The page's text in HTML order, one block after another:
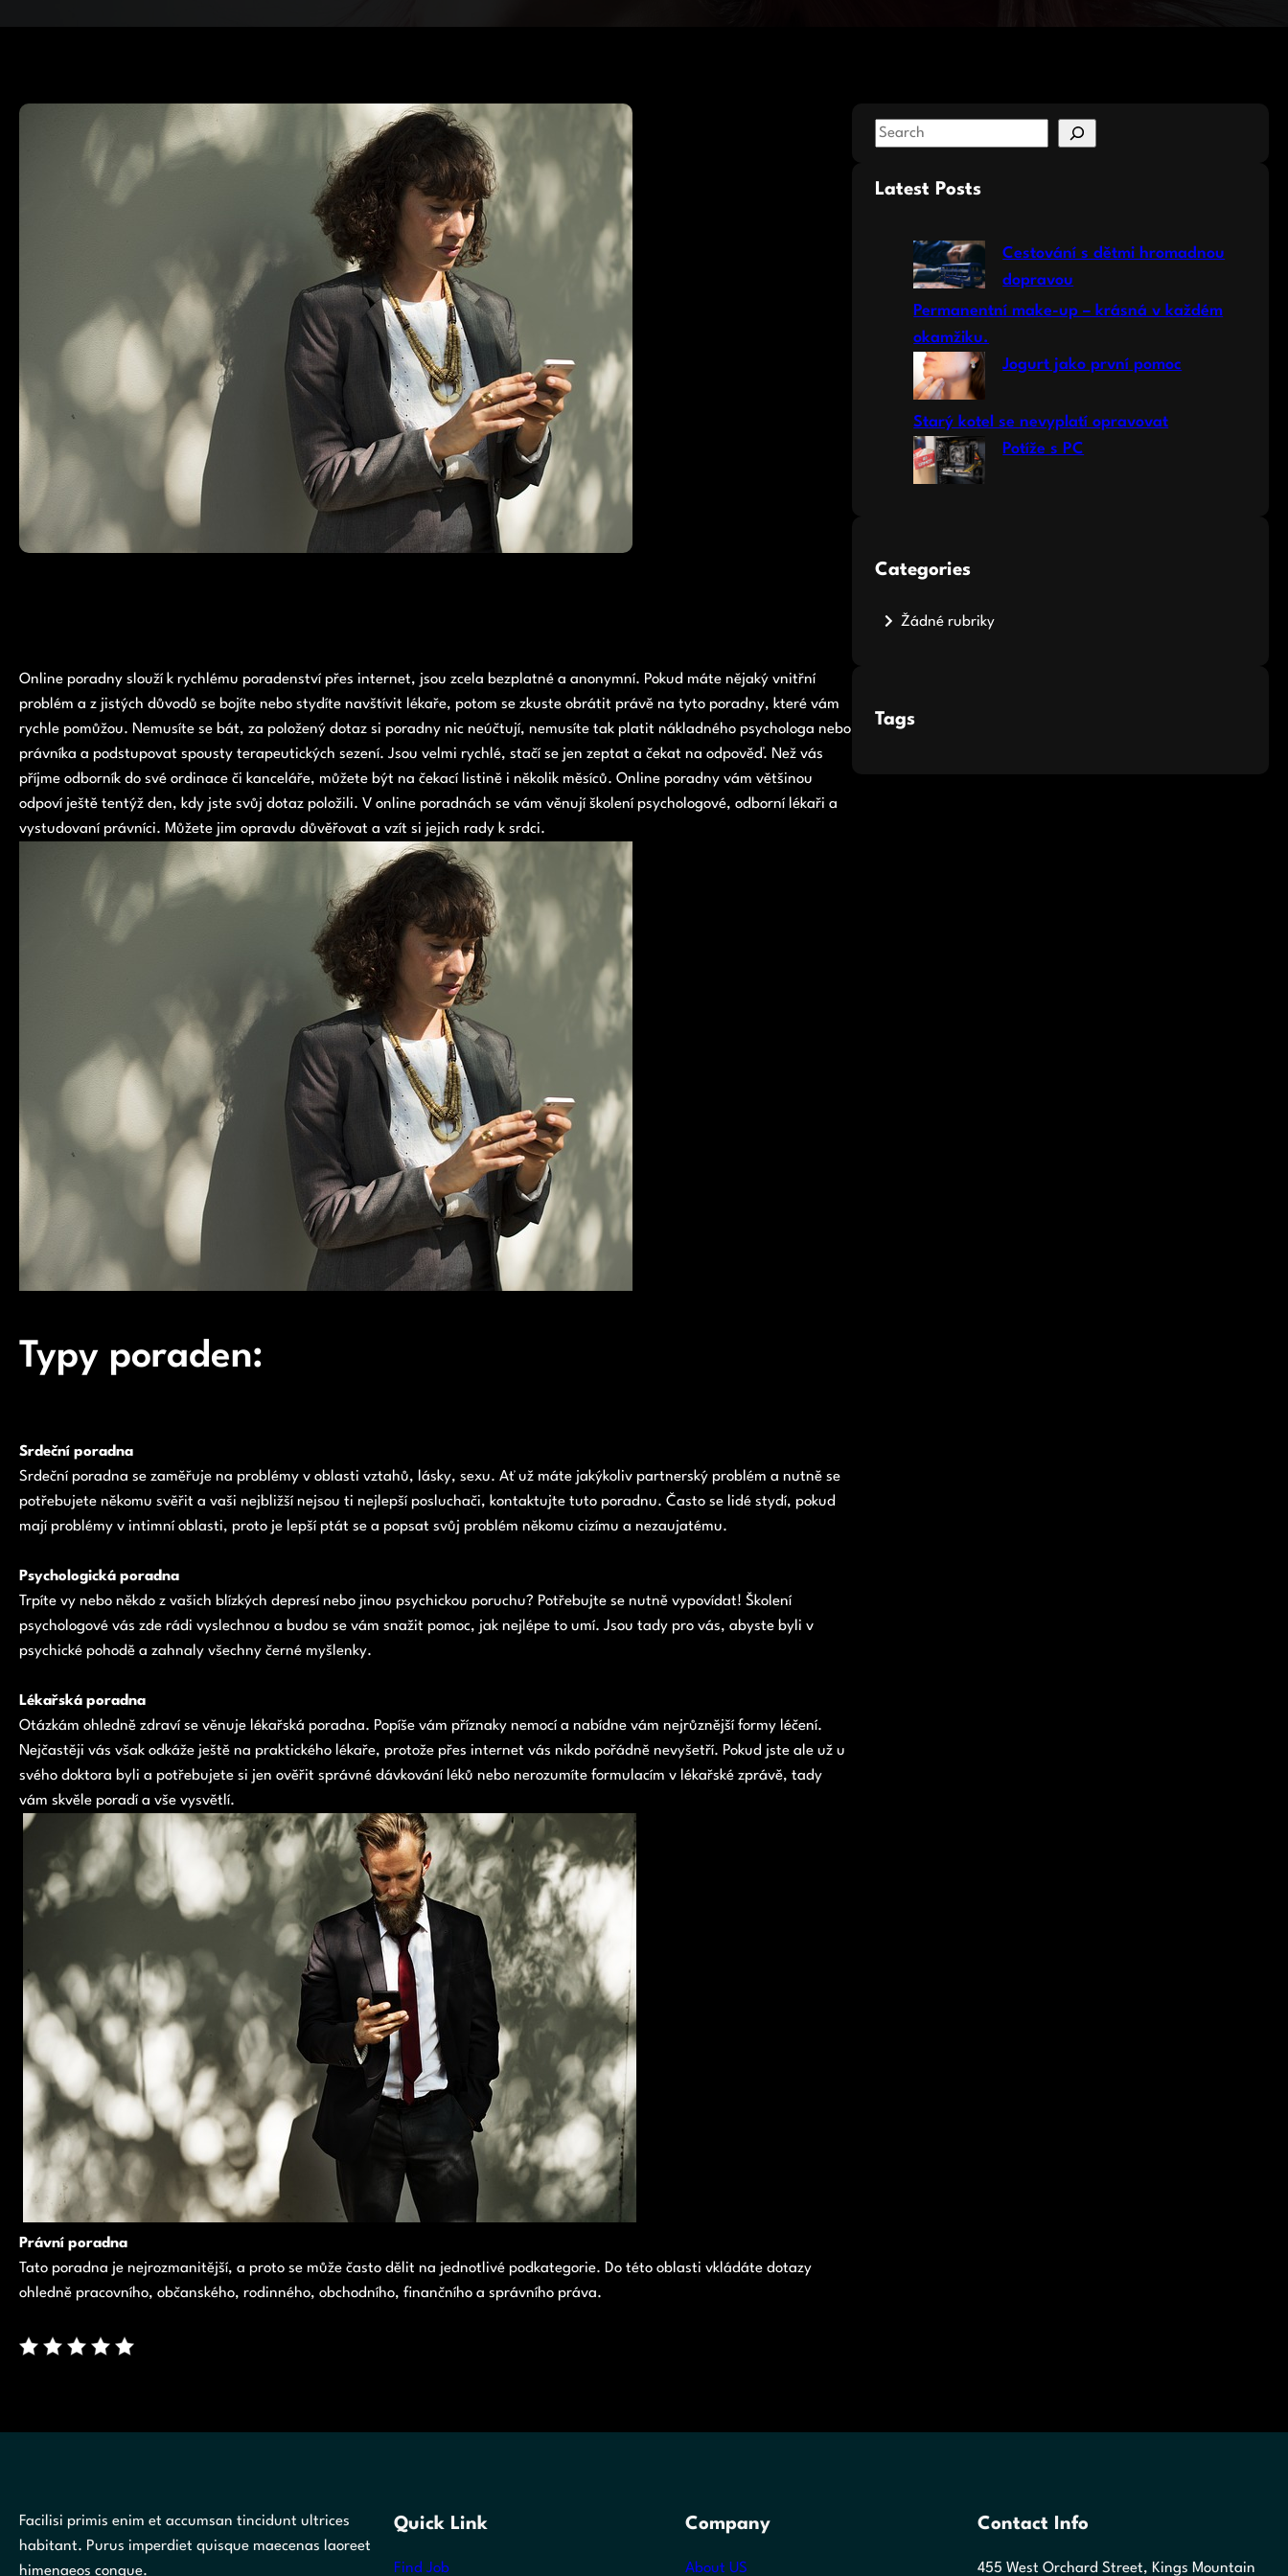
Online poradny slouží k rychlému poradenství přes internet, jsou zcela bezplatné a anonymní. Pokud máte nějaký vnitřní
problém a z jistých důvodů se bojíte nebo stydíte navštívit lékaře, potom se zkuste obrátit právě na tyto poradny, které vám
rychle pomůžou. Nemusíte se bát, za položený dotaz si poradny nic neúčtují, nemusíte tak platit nákladného psychologa nebo
právníka a podstupovat spousty terapeutických sezení. Jsou velmi rychlé, stačí se jen zeptat a čekat na odpověď. Než vás
příjme odborník do své ordinace či kanceláře, můžete být na čekací listině i několik měsíců. Online poradny vám většinou
odpoví ještě tentýž den, kdy jste svůj dotaz položili. V online poradnách se vám věnují školení psychologové, odborní lékaři a
vystudovaní právníci. Můžete jim opravdu důvěřovat a vzít si jejich rady k srdci.
Typy poraden:
Srdeční poradna
Srdeční poradna se zaměřuje na problémy v oblasti vztahů, lásky, sexu. Ať už máte jakýkoliv partnerský problém a nutně se
potřebujete někomu svěřit a vaši nejbližší nejsou ti nejlepší posluchači, kontaktujte tuto poradnu. Často se lidé stydí, pokud
mají problémy v intimní oblasti, proto je lepší ptát se a popsat svůj problém někomu cizímu a nezaujatému.
Psychologická poradna
Trpíte vy nebo někdo z vašich blízkých depresí nebo jinou psychickou poruchu? Potřebujte se nutně vypovídat! Školení
psychologové vás zde rádi vyslechnou a budou se vám snažit pomoc, jak nejlépe to umí. Jsou tady pro vás, abyste byli v
psychické pohodě a zahnaly všechny černé myšlenky.
Lékařská poradna
Otázkám ohledně zdraví se věnuje lékařská poradna. Popíše vám příznaky nemocí a nabídne vám nejrůznější formy léčení.
Nejčastěji vás však odkáže ještě na praktického lékaře, protože přes internet vás nikdo pořádně nevyšetří. Pokud jste ale už u
svého doktora byli a potřebujete si jen ověřit správné dávkování léků nebo nerozumíte formulacím v lékařské zprávě, tady
vám skvěle poradí a vše vysvětlí.
Právní poradna
Tato poradna je nejrozmanitější, a proto se může často dělit na jednotlivé podkategorie. Do této oblasti vkládáte dotazy
ohledně pracovního, občanského, rodinného, obchodního, finančního a správního práva.
S
aLatest Posts
Cestování s dětmi hromadnou
dopravou
Permanentní make-up – krásná v každém
okamžiku.
Jogurt jako první pomoc
Starý kotel se nevyplatí opravovat
Potíže s PC
Categories
Žádné rubriky
Tags
Facilisi primis enim et accumsan tincidunt ultrices
habitant. Purus imperdiet quisque maecenas laoreet
himenaeos congue.
Quick Link
Find Job
Company
About US
Contact Info
455 West Orchard Street, Kings Mountain